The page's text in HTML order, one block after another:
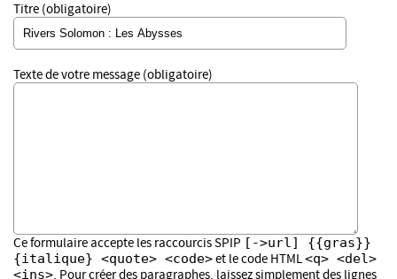
Titre (obligatoire)
Texte de votre message (obligatoire)
Ce formulaire accepte les raccourcis SPIP [->url] {{gras}}
{italique} <quote> <code>et le code HTML<q> <del>
<ins>. Pour créer des paragraphes, laissez simplement des lignes